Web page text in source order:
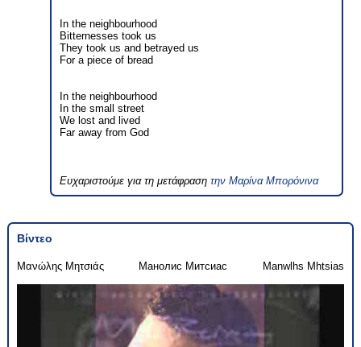
In the neighbourhood
Bitternesses took us
They took us and betrayed us
For a piece of bread
In the neighbourhood
In the small street
We lost and lived
Far away from God
Ευχαριστούμε για τη μετάφρασητην Μαρίνα Μπορόνινα
Βίντεο
Μανώλης Μητσιάς Манолис Митсиас Manwlhs Mhtsias